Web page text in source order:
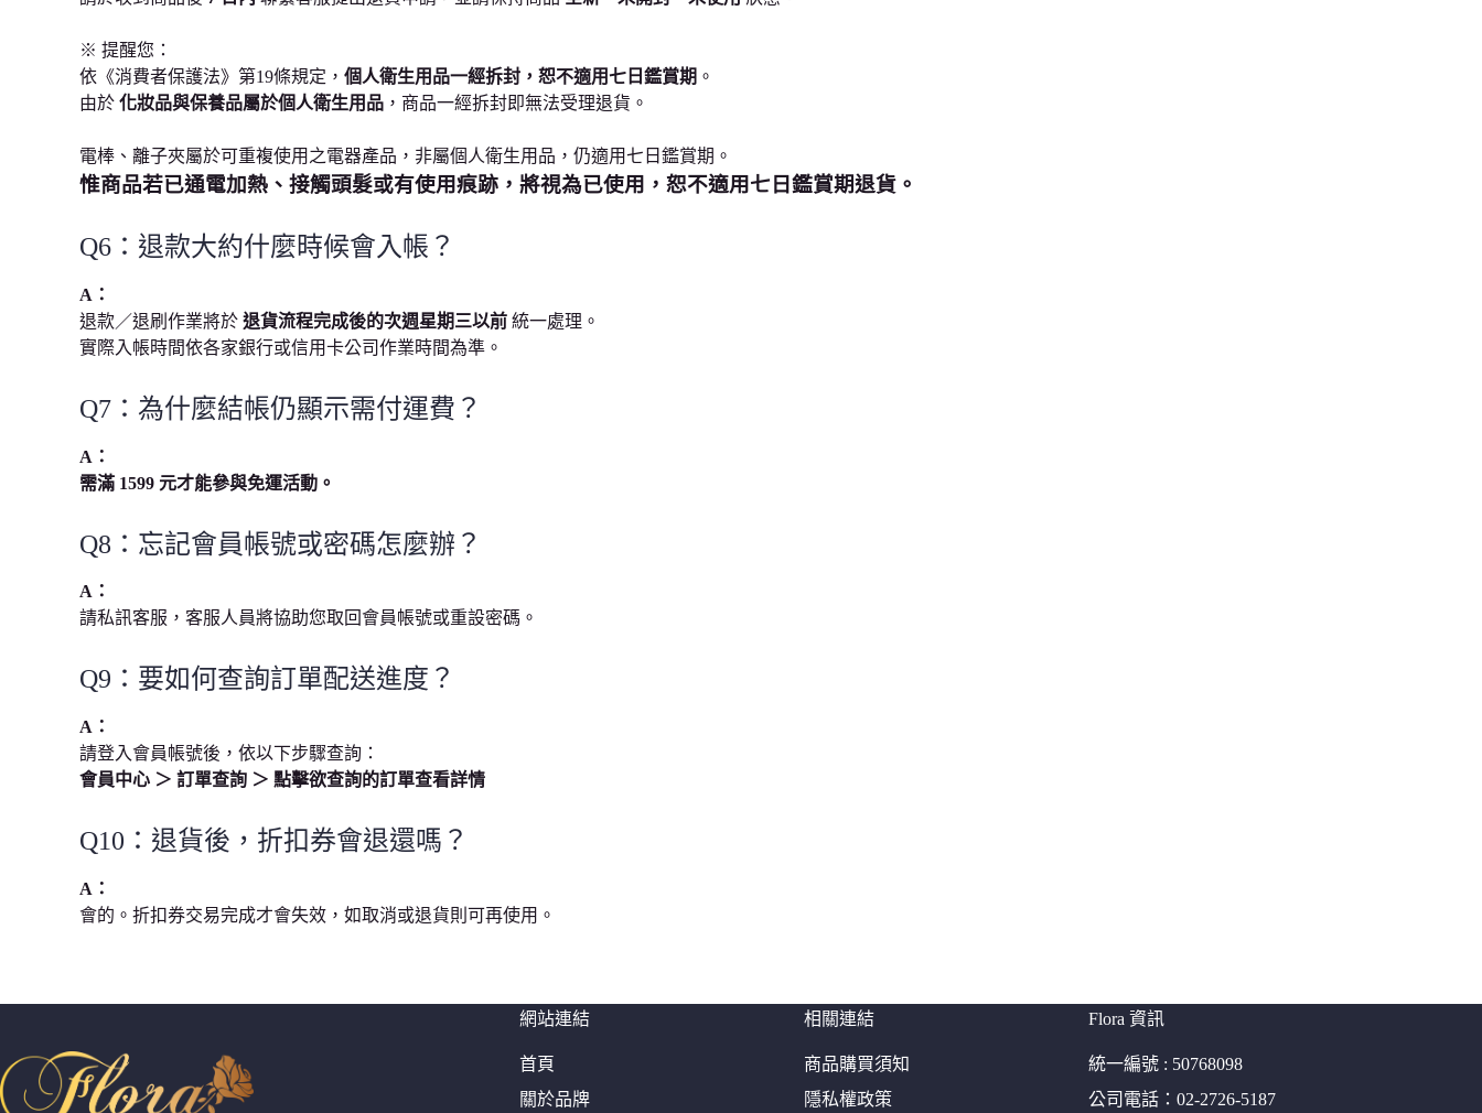
※ 提醒您：
依《消費者保護法》第19條規定， 個人衛生用品一經拆封，恕不適用七日鑑賞期 。
由於 化妝品與保養品屬於個人衛生用品 ，商品一經拆封即無法受理退貨。
電棒、離子夾屬於可重複使用之電器產品，非屬個人衛生用品，仍適用七日鑑賞期。
惟商品若已通電加熱、接觸頭髮或有使用痕跡，將視為已使用，恕不適用七日鑑賞期退貨。
Q6：退款大約什麼時候會入帳？
A：
退款／退刷作業將於 退貨流程完成後的次週星期三以前 統一處理。
實際入帳時間依各家銀行或信用卡公司作業時間為準。
Q7：為什麼結帳仍顯示需付運費？
A：
需滿 1599 元才能參與免運活動。
Q8：忘記會員帳號或密碼怎麼辦？
A：
請私訊客服，客服人員將協助您取回會員帳號或重設密碼。
Q9：要如何查詢訂單配送進度？
A：
請登入會員帳號後，依以下步驟查詢：
會員中心 ＞ 訂單查詢 ＞ 點擊欲查詢的訂單查看詳情
Q10：退貨後，折扣券會退還嗎？
A：
會的。折扣券交易完成才會失效，如取消或退貨則可再使用。
網站連結
首頁
關於品牌
相關連結
商品購買須知
隱私權政策
Flora 資訊
統一編號 : 50768098
公司電話：02-2726-5187